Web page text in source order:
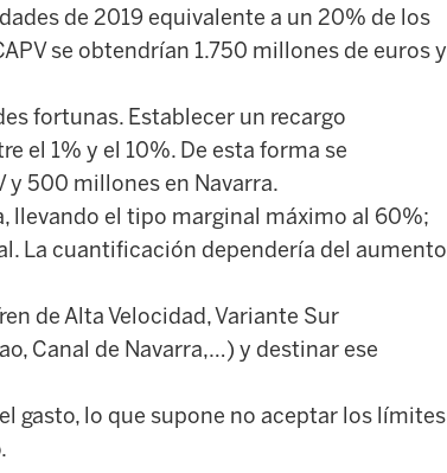
de 2019 equivalente a un 20% de los
se obtendrían 1.750 millones de euros y
fortunas. Establecer un recargo
el 1% y el 10%. De esta forma se
y 500 millones en Navarra.
llevando el tipo marginal máximo al 60%;
La cuantificación dependería del aumento
de Alta Velocidad, Variante Sur
Canal de Navarra,…) y destinar ese
gasto, lo que supone no aceptar los límites